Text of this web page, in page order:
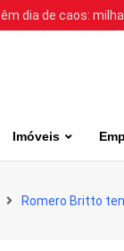
dia de caos:
Imóveis
Romero Britto